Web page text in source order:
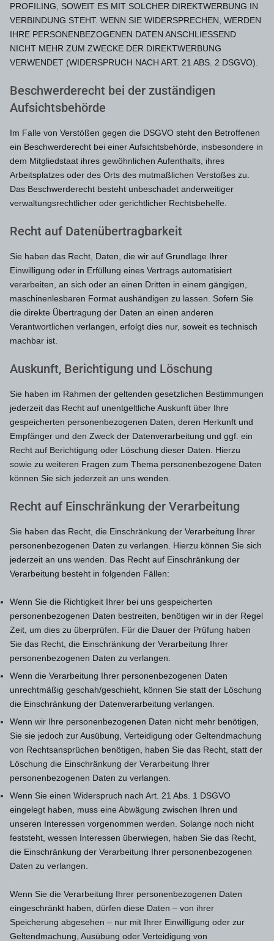
PROFILING, SOWEIT ES MIT SOLCHER DIREKTWERBUNG IN
VERBINDUNG STEHT. WENN SIE WIDERSPRECHEN, WERDEN
IHRE PERSONENBEZOGENEN DATEN ANSCHLIESSEND
NICHT MEHR ZUM ZWECKE DER DIREKTWERBUNG
VERWENDET (WIDERSPRUCH NACH ART. 21 ABS. 2 DSGVO).
Beschwerde­recht bei der zuständigen
Aufsichts­behörde
Im Falle von Verstößen gegen die DSGVO steht den Betroffenen
ein Beschwerderecht bei einer Aufsichtsbehörde, insbesondere in
dem Mitgliedstaat ihres gewöhnlichen Aufenthalts, ihres
Arbeitsplatzes oder des Orts des mutmaßlichen Verstoßes zu.
Das Beschwerderecht besteht unbeschadet anderweitiger
verwaltungsrechtlicher oder gerichtlicher Rechtsbehelfe.
Recht auf Daten­übertrag­barkeit
Sie haben das Recht, Daten, die wir auf Grundlage Ihrer
Einwilligung oder in Erfüllung eines Vertrags automatisiert
verarbeiten, an sich oder an einen Dritten in einem gängigen,
maschinenlesbaren Format aushändigen zu lassen. Sofern Sie
die direkte Übertragung der Daten an einen anderen
Verantwortlichen verlangen, erfolgt dies nur, soweit es technisch
machbar ist.
Auskunft, Berichtigung und Löschung
Sie haben im Rahmen der geltenden gesetzlichen Bestimmungen
jederzeit das Recht auf unentgeltliche Auskunft über Ihre
gespeicherten personenbezogenen Daten, deren Herkunft und
Empfänger und den Zweck der Datenverarbeitung und ggf. ein
Recht auf Berichtigung oder Löschung dieser Daten. Hierzu
sowie zu weiteren Fragen zum Thema personenbezogene Daten
können Sie sich jederzeit an uns wenden.
Recht auf Einschränkung der Verarbeitung
Sie haben das Recht, die Einschränkung der Verarbeitung Ihrer
personenbezogenen Daten zu verlangen. Hierzu können Sie sich
jederzeit an uns wenden. Das Recht auf Einschränkung der
Verarbeitung besteht in folgenden Fällen:
Wenn Sie die Richtigkeit Ihrer bei uns gespeicherten
personenbezogenen Daten bestreiten, benötigen wir in der Regel
Zeit, um dies zu überprüfen. Für die Dauer der Prüfung haben
Sie das Recht, die Einschränkung der Verarbeitung Ihrer
personenbezogenen Daten zu verlangen.
Wenn die Verarbeitung Ihrer personenbezogenen Daten
unrechtmäßig geschah/geschieht, können Sie statt der Löschung
die Einschränkung der Datenverarbeitung verlangen.
Wenn wir Ihre personenbezogenen Daten nicht mehr benötigen,
Sie sie jedoch zur Ausübung, Verteidigung oder Geltendmachung
von Rechtsansprüchen benötigen, haben Sie das Recht, statt der
Löschung die Einschränkung der Verarbeitung Ihrer
personenbezogenen Daten zu verlangen.
Wenn Sie einen Widerspruch nach Art. 21 Abs. 1 DSGVO
eingelegt haben, muss eine Abwägung zwischen Ihren und
unseren Interessen vorgenommen werden. Solange noch nicht
feststeht, wessen Interessen überwiegen, haben Sie das Recht,
die Einschränkung der Verarbeitung Ihrer personenbezogenen
Daten zu verlangen.
Wenn Sie die Verarbeitung Ihrer personenbezogenen Daten
eingeschränkt haben, dürfen diese Daten – von ihrer
Speicherung abgesehen – nur mit Ihrer Einwilligung oder zur
Geltendmachung, Ausübung oder Verteidigung von